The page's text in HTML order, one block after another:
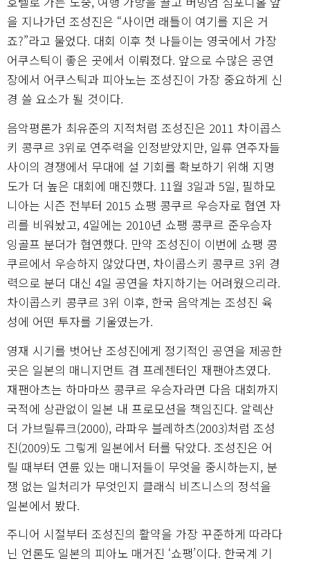
을 지나가던 조성진은 “사이먼 래틀이 여기를 지은 거
죠?”라고 물었다. 대회 이후 첫 나들이는 영국에서 가장
어쿠스틱이 좋은 곳에서 이뤄졌다. 앞으로 수많은 공연
장에서 어쿠스틱과 피아노는 조성진이 가장 중요하게 신
경 쓸 요소가 될 것이다.
음악평론가 최유준의 지적처럼 조성진은 2011 차이콥스
키 콩쿠르 3위로 연주력을 인정받았지만, 일류 연주자들
사이의 경쟁에서 무대에 설 기회를 확보하기 위해 지명
도가 더 높은 대회에 매진했다. 11월 3일과 5일, 필하모
니아는 시즌 전부터 2015 쇼팽 콩쿠르 우승자로 협연 자
리를 비워놨고, 4일에는 2010년 쇼팽 콩쿠르 준우승자
잉골프 분더가 협연했다. 만약 조성진이 이번에 쇼팽 콩
쿠르에서 우승하지 않았다면, 차이콥스키 콩쿠르 3위 경
력으로 분더 대신 4일 공연을 차지하기는 어려웠으리라.
차이콥스키 콩쿠르 3위 이후, 한국 음악계는 조성진 육
성에 어떤 투자를 기울였는가.
영재 시기를 벗어난 조성진에게 정기적인 공연을 제공한
곳은 일본의 매니지먼트 겸 프레젠터인 재팬아츠였다.
재팬아츠는 하마마쓰 콩쿠르 우승자라면 다음 대회까지
국적에 상관없이 일본 내 프로모션을 책임진다. 알렉산
더 가브릴류크(2000), 라파우 블레하츠(2003)처럼 조성
진(2009)도 그렇게 일본에서 터를 닦았다. 조성진은 어
릴 때부터 연륜 있는 매니저들이 무엇을 중시하는지, 분
쟁 없는 일처리가 무엇인지 클래식 비즈니스의 정석을
일본에서 봤다.
주니어 시절부터 조성진의 활약을 가장 꾸준하게 따라다
닌 언론도 일본의 피아노 매거진 ‘쇼팽’이다. 한국계 기